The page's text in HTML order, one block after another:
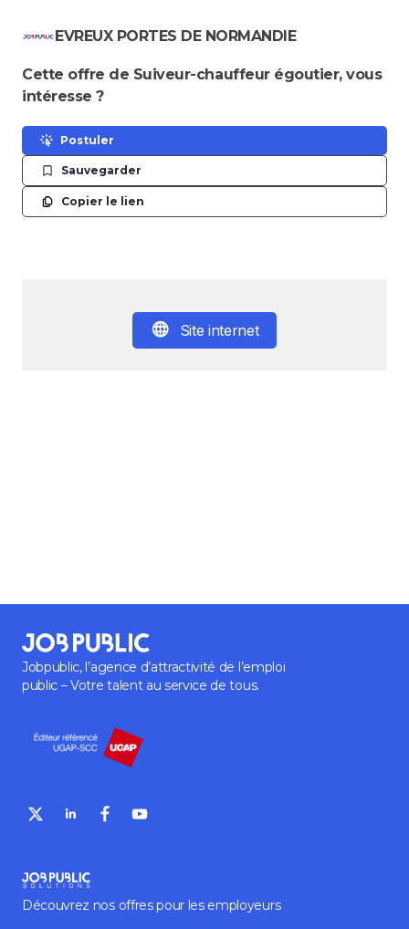
EVREUX PORTES DE NORMANDIE
Cette offre de Suiveur-chauffeur égoutier, vous
intéresse ?
Postuler
Sauvegarder
Copier le lien
Site internet
Jobpublic, l’agence d’attractivité de l’emploi
public – Votre talent au service de tous.
Découvrez nos offres pour les employeurs